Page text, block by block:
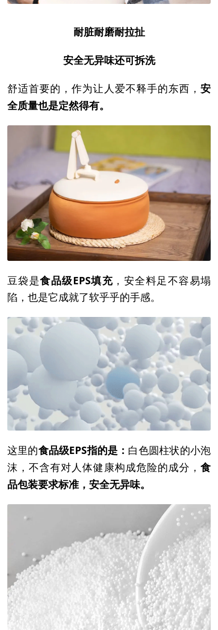
耐脏耐磨耐拉扯
安全无异味还可拆洗
舒适首要的，作为让人爱不释手的东西， 安
全质量也是定然得有。
豆袋是食品级EPS填充 ，安全料足不容易塌
陷，也是它成就了软乎乎的手感。
这里的食品级EPS指的是： 白色圆柱状的小泡
沫，不含有对人体健康构成危险的成分， 食
品包装要求标准，安全无异味。